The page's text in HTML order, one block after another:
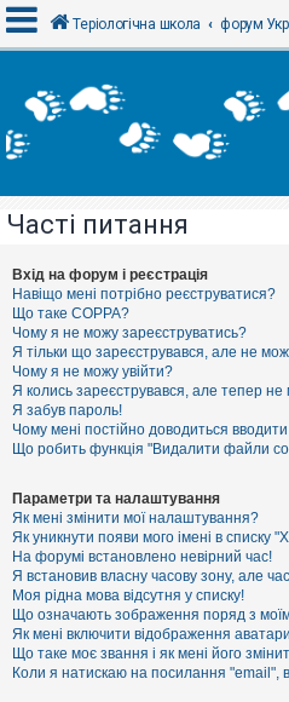
х
і
Р
є
с
т
р
а
ц
і
я
Т
м
и
б
е
з
в
і
д
п
о
в
і
Теріологічна школа
Часті питання
Вхід на форум і реєстрація
Навіщо мені потрібно реєструватися?
Що таке COPPA?
Чому я не можу зареєструватись?
Я тільки що зареєструвався, але не
Чому я не можу увійти?
Я колись зареєструвався, але тепер не
Я забув пароль!
Чому мені постійно доводиться вводити
Що робить функція "Видалити файли
Параметри та налаштування
Як мені змінити мої налаштування?
Як уникнути появи мого імені в списку
На форумі встановлено невірний час!
Я встановив власну часову зону, але
Моя рідна мова відсутня у списку!
Що означають зображення поряд з
Як мені включити відображення
Що таке моє звання і як мені його
Коли я натискаю на посилання "email",